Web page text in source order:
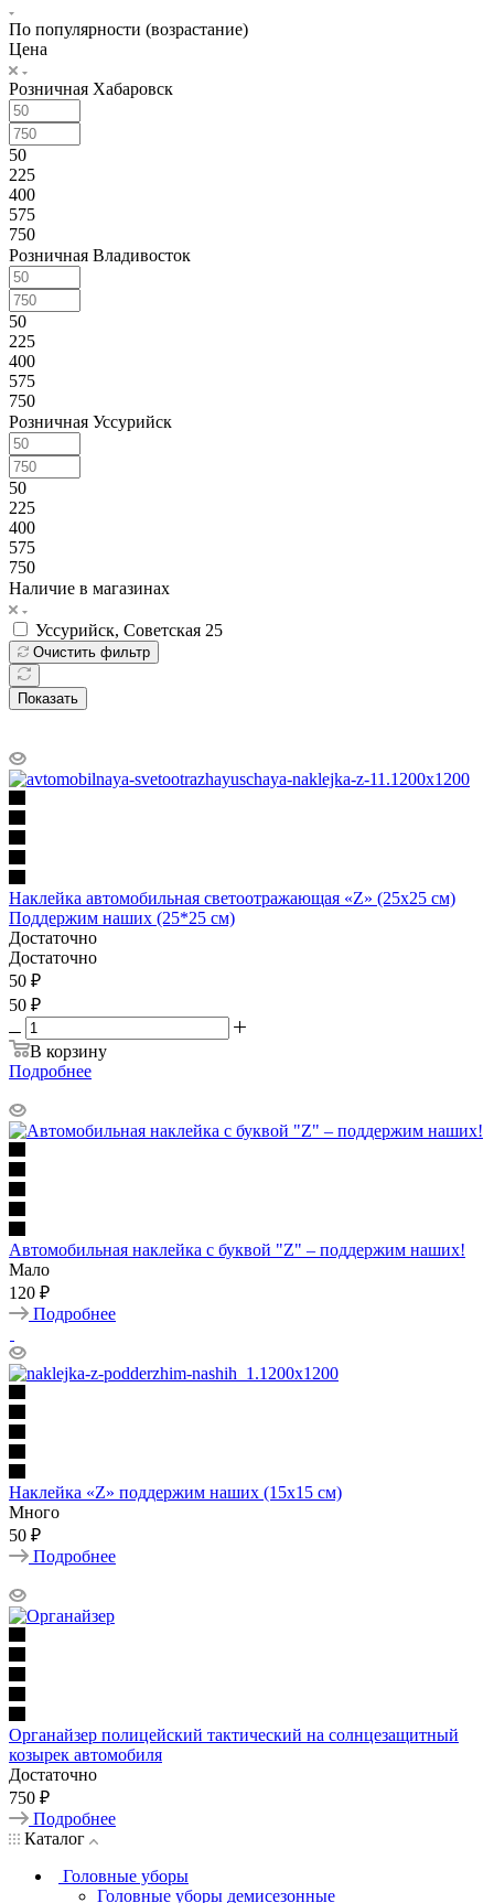
По популярности (возрастание)
Цена
Розничная Хабаровск
50
225
400
575
750
Розничная Владивосток
50
225
400
575
750
Розничная Уссурийск
50
225
400
575
750
Наличие в магазинах
Уссурийск, Советская 25
Очистить фильтр
Показать
Наклейка автомобильная светоотражающая «Z» (25x25 см)
Поддержим наших (25*25 см)
Достаточно
Достаточно
50 ₽
50 ₽
В корзину
Подробнее
Автомобильная наклейка с буквой "Z" – поддержим наших!
Мало
120 ₽
Подробнее
Наклейка «Z» поддержим наших (15х15 см)
Много
50 ₽
Подробнее
Органайзер полицейский тактический на солнцезащитный
козырек автомобиля
Достаточно
750 ₽
Подробнее
Каталог
Головные уборы
Головные уборы демисезонные